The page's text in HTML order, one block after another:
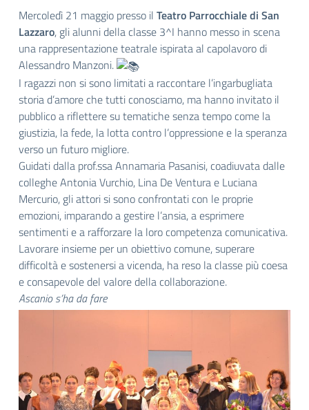
Mercoledì 21 maggio presso il Teatro Parrocchiale di San
Lazzaro, gli alunni della classe 3^I hanno messo in scena
una rappresentazione teatrale ispirata al capolavoro di
Alessandro Manzoni.
I ragazzi non si sono limitati a raccontare l’ingarbugliata
storia d’amore che tutti conosciamo, ma hanno invitato il
pubblico a riflettere su tematiche senza tempo come la
giustizia, la fede, la lotta contro l’oppressione e la speranza
verso un futuro migliore.
Guidati dalla prof.ssa Annamaria Pasanisi, coadiuvata dalle
colleghe Antonia Vurchio, Lina De Ventura e Luciana
Mercurio, gli attori si sono confrontati con le proprie
emozioni, imparando a gestire l’ansia, a esprimere
sentimenti e a rafforzare la loro competenza comunicativa.
Lavorare insieme per un obiettivo comune, superare
difficoltà e sostenersi a vicenda, ha reso la classe più coesa
e consapevole del valore della collaborazione.
Ascanio s’ha da fare